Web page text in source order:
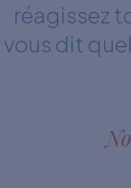
réagissez
vous dit